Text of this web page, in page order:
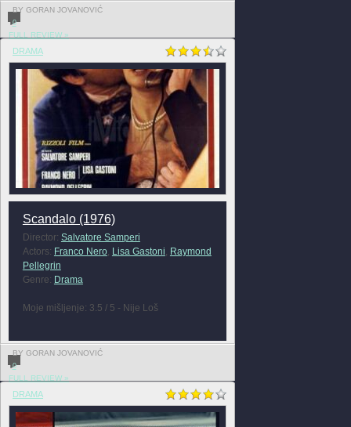
BY GORAN JOVANOVIĆ
0
FULL REVIEW »
DRAMA
Scandalo (1976)
Director: Salvatore Samperi
Actors: Franco Nero, Lisa Gastoni, Raymond
Pellegrin
Genre: Drama
Moje mišljenje: 3.5 / 5 - Nije Loš
BY GORAN JOVANOVIĆ
0
FULL REVIEW »
DRAMA